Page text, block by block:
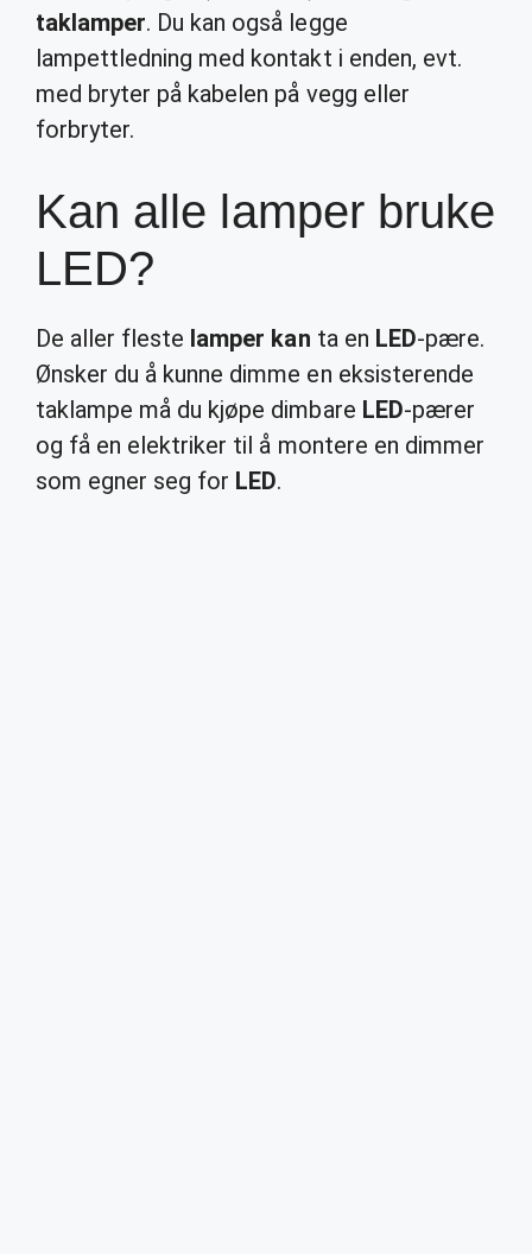
taklamper. Du kan også legge
lampettledning med kontakt i enden, evt.
med bryter på kabelen på vegg eller
forbryter.
Kan alle lamper bruke
LED?
De aller fleste lamper kan ta en LED-pære.
Ønsker du å kunne dimme en eksisterende
taklampe må du kjøpe dimbare LED-pærer
og få en elektriker til å montere en dimmer
som egner seg for LED.